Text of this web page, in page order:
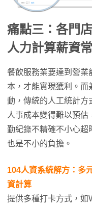
痛點三：各門
人力計算薪資
餐飲服務業要達到營業
本，才能實現獲利。而
動，傳統的人工統計方
人事成本變得難以預
勤紀錄不精確不小心
也是不小的負擔。
104人資系統解方 ：多
資計算
提供多種打卡方式，如